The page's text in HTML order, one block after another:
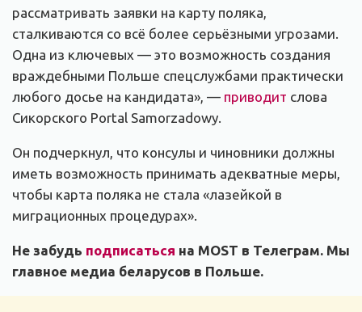
рассматривать заявки на карту поляка,
сталкиваются со всё более серьёзными угрозами.
Одна из ключевых — это возможность создания
враждебными Польше спецслужбами практически
любого досье на кандидата», — приводит слова
Сикорского Portal Samorzadowy.
Он подчеркнул, что консулы и чиновники должны
иметь возможность принимать адекватные меры,
чтобы карта поляка не стала «лазейкой в
миграционных процедурах».
Не забудь подписаться на MOST в Телеграм. Мы
главное медиа беларусов в Польше.